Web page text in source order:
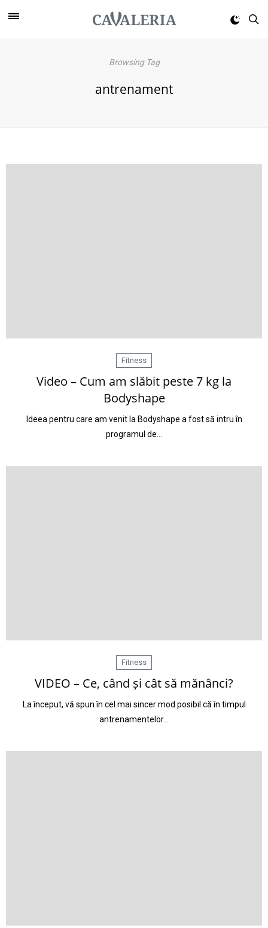
Browsing Tag
antrenament
Fitness
Video – Cum am slăbit peste 7 kg la
Bodyshape
Ideea pentru care am venit la Bodyshape a fost să intru în
programul de…
Fitness
VIDEO – Ce, când și cât să mănânci?
La început, vă spun în cel mai sincer mod posibil că în timpul
antrenamentelor…